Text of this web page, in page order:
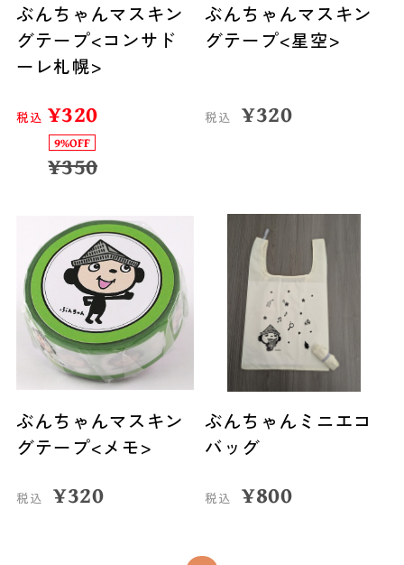
ぶんちゃんマスキン
グテープ<コンサド
ーレ札幌>
税込 ¥320
9%OFF
¥350
ぶんちゃんマスキン
グテープ<星空>
税込 ¥320
ぶんちゃんマスキン
グテープ<メモ>
税込 ¥320
ぶんちゃんミニエコ
バッグ
税込 ¥800